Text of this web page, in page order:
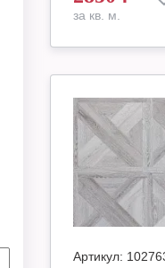
за кв. м.
Артикул: